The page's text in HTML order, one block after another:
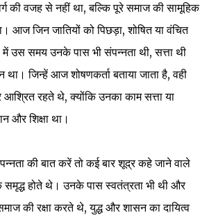
की वजह से नहीं था, बल्कि पूरे समाज की सामूहिक
आज जिन जातियों को पिछड़ा, शोषित या वंचित
में उस समय उनके पास भी संपन्नता थी, सत्ता थी
था। जिन्हें आज शोषणकर्ता बताया जाता है, वही
आश्रित रहते थे, क्योंकि उनका काम सत्ता या
और शिक्षा था।
की बात करें तो कई बार शूद्र कहे जाने वाले
समृद्ध होते थे। उनके पास स्वतंत्रता भी थी और
की रक्षा करते थे, युद्ध और शासन का दायित्व